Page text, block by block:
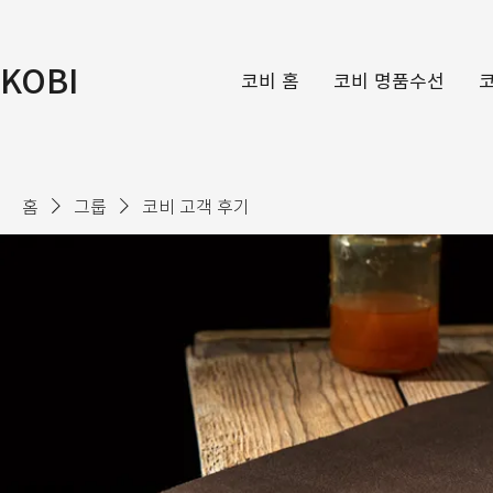
KOBI 코비 홈 코비 명품수선
홈 그룹 코비 고객 후기